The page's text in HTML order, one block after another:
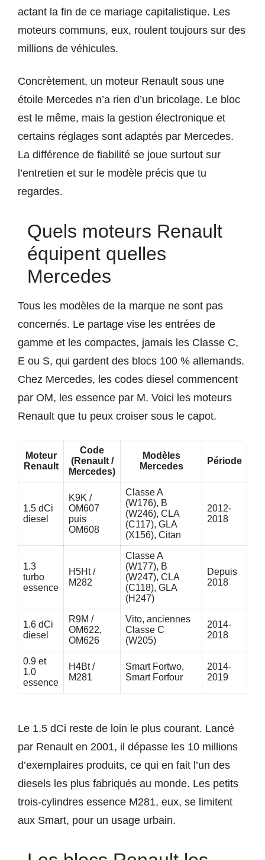
actant la fin de ce mariage capitalistique. Les
moteurs communs, eux, roulent toujours sur des
millions de véhicules.
Concrètement, un moteur Renault sous une
étoile Mercedes n’a rien d’un bricolage. Le bloc
est le même, mais la gestion électronique et
certains réglages sont adaptés par Mercedes.
La différence de fiabilité se joue surtout sur
l’entretien et sur le modèle précis que tu
regardes.
Quels moteurs Renault
équipent quelles
Mercedes
Tous les modèles de la marque ne sont pas
concernés. Le partage vise les entrées de
gamme et les compactes, jamais les Classe C,
E ou S, qui gardent des blocs 100 % allemands.
Chez Mercedes, les codes diesel commencent
par OM, les essence par M. Voici les moteurs
Renault que tu peux croiser sous le capot.
Moteur
Renault
Code
(Renault /
Mercedes)
Modèles
Mercedes
Période
1.5 dCi
diesel
K9K /
OM607
puis
OM608
Classe A
(W176), B
(W246), CLA
(C117), GLA
(X156), Citan
2012-
2018
1.3
turbo
essence
H5Ht /
M282
Classe A
(W177), B
(W247), CLA
(C118), GLA
(H247)
Depuis
2018
1.6 dCi
diesel
R9M /
OM622,
OM626
Vito, anciennes
Classe C
(W205)
2014-
2018
0.9 et
1.0
essence
H4Bt /
M281
Smart Fortwo,
Smart Forfour
2014-
2019
Le 1.5 dCi reste de loin le plus courant. Lancé
par Renault en 2001, il dépasse les 10 millions
d’exemplaires produits, ce qui en fait l’un des
diesels les plus fabriqués au monde. Les petits
trois-cylindres essence M281, eux, se limitent
aux Smart, pour un usage urbain.